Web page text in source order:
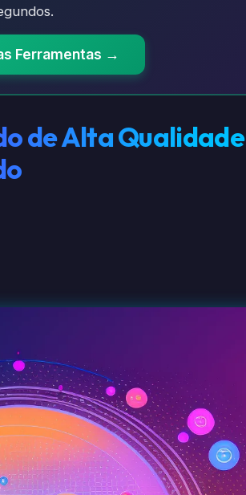
Ferramentas →
de Alta Qualidade